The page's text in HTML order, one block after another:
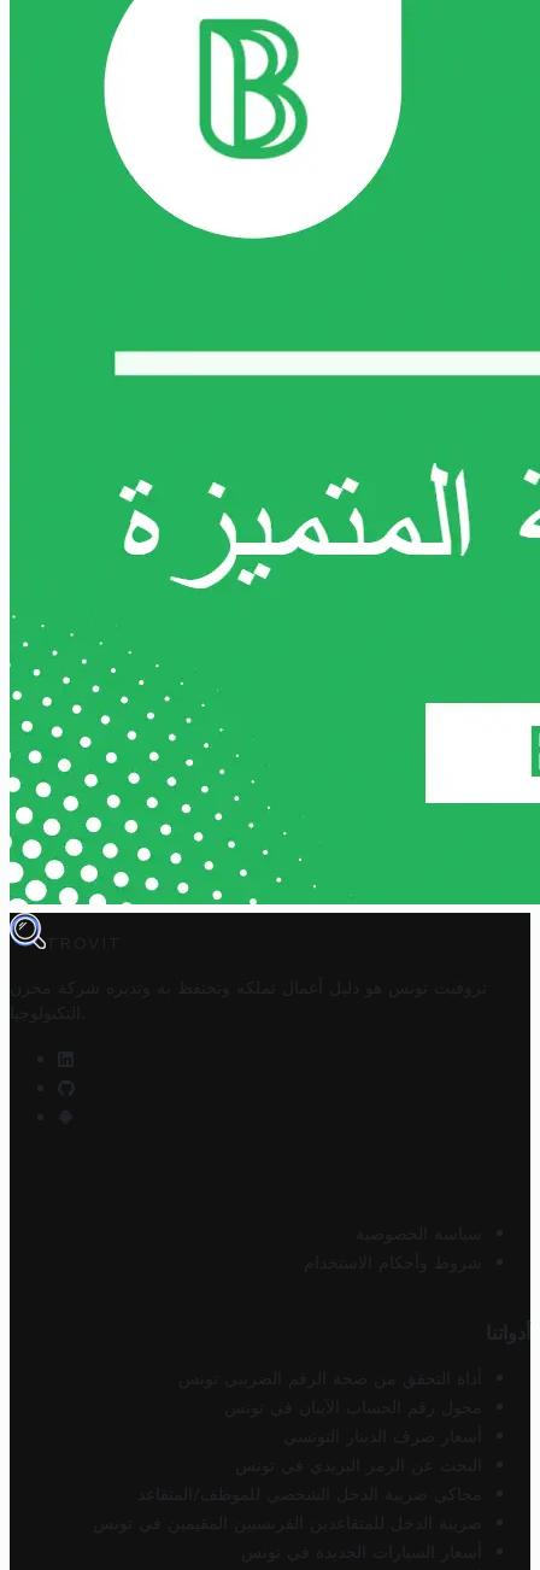
TROVIT
تروفيت تونس هو دليل أعمال تملكه وتحتفظ به وتديره
شركة مخزن
التكنولوجيا
سياسة الخصوصية
شروط وأحكام الاستخدام
أدواتنا
أداة التحقق من صحة الرقم الضريبي تونس
محول رقم الحساب الآيبان في تونس
أسعار صرف الدينار التونسي
البحث عن الرمز البريدي في تونس
محاكي ضريبة الدخل الشخصي للموظف/المتقاعد
ضريبة الدخل للمتقاعدين الفرنسيين المقيمين في تونس
أسعار السيارات الجديدة في تونس